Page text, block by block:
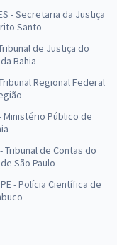
- Secretaria da Justiça
Santo
de Justiça do
Bahia
Regional Federal
Ministério Público de
- Tribunal de Contas do
São Paulo
- Polícia Científica de